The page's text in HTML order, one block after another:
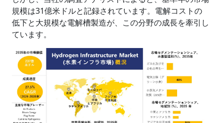
規模は31億米ドルと記録されています。電解コストの
低下と大規模な電解槽製造が、この分野の成長を牽引し
ています。